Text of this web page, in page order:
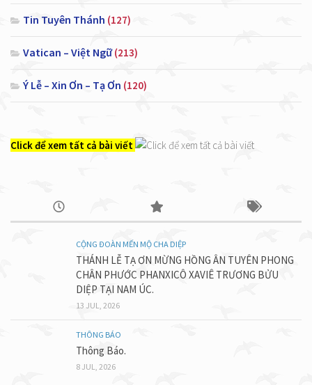
Tin Tuyên Thánh (127)
Vatican – Việt Ngữ(213)
Ý Lễ – Xin Ơn – Tạ Ơn (120)
Click để xem tất cả bài viết
CỘNG ĐOÀN MẾN MỘ CHA DIỆP
THÁNH LỄ TẠ ƠN MỪNG HỒNG ÂN TUYÊN PHONG
CHÂN PHƯỚC PHANXICÔ XAVIÊ TRƯƠNG BỬU
DIỆP TẠI NAM ÚC.
13 JUL, 2026
THÔNG BÁO
Thông Báo.
8 JUL, 2026